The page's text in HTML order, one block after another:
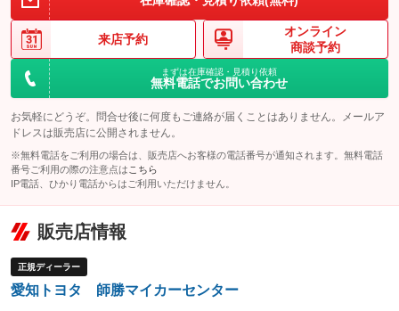
来店予約
オンライン
商談予約
まずは在庫確認・見積り依頼
無料電話でお問い合わせ
お気軽にどうぞ。問合せ後に何度もご連絡が届くことはありません。メールア
ドレスは販売店に公開されません。
※無料電話をご利用の場合は、販売店へお客様の電話番号が通知されます。無料電話
番号ご利用の際の注意点は こちら
IP電話、ひかり電話からはご利用いただけません。
販売店情報
正規ディーラー
愛知トヨタ 師勝マイカーセンター